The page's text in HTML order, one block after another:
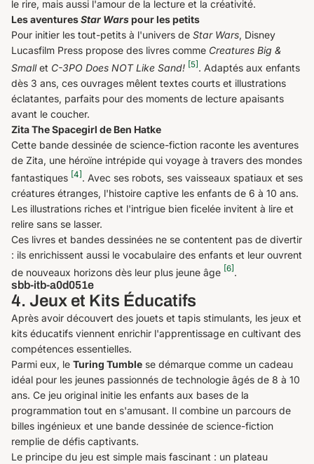
le rire, mais aussi l'amour de la lecture et la créativité.
Les aventuresStar Warspour les petits
Pour initier les tout-petits à l'univers de Star Wars, Disney
Lucasfilm Press propose des livres comme Creatures Big &
Smallet C-3PO Does NOT Like Sand! [5] . Adaptés aux enfants
dès 3 ans, ces ouvrages mêlent textes courts et illustrations
éclatantes, parfaits pour des moments de lecture apaisants
avant le coucher.
Zita The Spacegirl de Ben Hatke
Cette bande dessinée de science-fiction raconte les aventures
de Zita, une héroïne intrépide qui voyage à travers des mondes
fantastiques [4] . Avec ses robots, ses vaisseaux spatiaux et ses
créatures étranges, l'histoire captive les enfants de 6 à 10 ans.
Les illustrations riches et l'intrigue bien ficelée invitent à lire et
relire sans se lasser.
Ces livres et bandes dessinées ne se contentent pas de divertir
: ils enrichissent aussi le vocabulaire des enfants et leur ouvrent
de nouveaux horizons dès leur plus jeune âge [6]
sbb-itb-a0d051e
4. Jeux et Kits Éducatifs
Après avoir découvert des jouets et tapis stimulants, les jeux et
kits éducatifs viennent enrichir l'apprentissage en cultivant des
compétences essentielles.
Parmi eux, le Turing Tumble se démarque comme un cadeau
idéal pour les jeunes passionnés de technologie âgés de 8 à 10
ans. Ce jeu original initie les enfants aux bases de la
programmation tout en s'amusant. Il combine un parcours de
billes ingénieux et une bande dessinée de science-fiction
remplie de défis captivants.
Le principe du jeu est simple mais fascinant : un plateau